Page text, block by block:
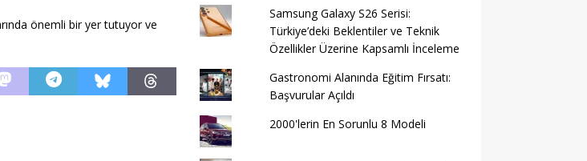
önemli bir yer tutuyor ve
Samsung Galaxy S26 Serisi:
Türkiye’deki Beklentiler ve Teknik
Özellikler Üzerine Kapsamlı İnceleme
Gastronomi Alanında Eğitim Fırsatı:
Başvurular Açıldı
2000'lerin En Sorunlu 8 Modeli